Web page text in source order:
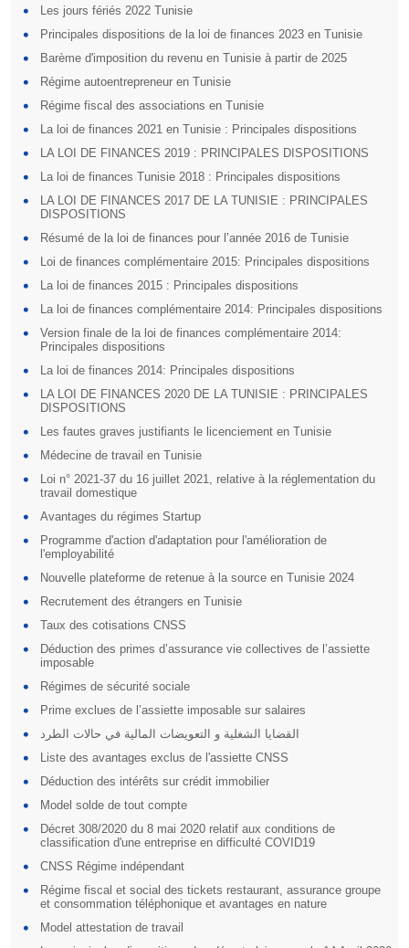
Les jours fériés 2022 Tunisie
Principales dispositions de la loi de finances 2023 en Tunisie
Barème d'imposition du revenu en Tunisie à partir de 2025
Régime autoentrepreneur en Tunisie
Régime fiscal des associations en Tunisie
La loi de finances 2021 en Tunisie : Principales dispositions
LA LOI DE FINANCES 2019 : PRINCIPALES DISPOSITIONS
La loi de finances Tunisie 2018 : Principales dispositions
LA LOI DE FINANCES 2017 DE LA TUNISIE : PRINCIPALES
DISPOSITIONS
Résumé de la loi de finances pour l’année 2016 de Tunisie
Loi de finances complémentaire 2015: Principales dispositions
La loi de finances 2015 : Principales dispositions
La loi de finances complémentaire 2014: Principales dispositions
Version finale de la loi de finances complémentaire 2014:
Principales dispositions
La loi de finances 2014: Principales dispositions
LA LOI DE FINANCES 2020 DE LA TUNISIE : PRINCIPALES
DISPOSITIONS
Les fautes graves justifiants le licenciement en Tunisie
Médecine de travail en Tunisie
Loi n° 2021-37 du 16 juillet 2021, relative à la réglementation du
travail domestique
Avantages du régimes Startup
Programme d'action d'adaptation pour l'amélioration de
l'employabilité
Nouvelle plateforme de retenue à la source en Tunisie 2024
Recrutement des étrangers en Tunisie
Taux des cotisations CNSS
Déduction des primes d’assurance vie collectives de l’assiette
imposable
Régimes de sécurité sociale
Prime exclues de l’assiette imposable sur salaires
القضايا الشغلية و التعويضات المالية في حالات الطرد
Liste des avantages exclus de l'assiette CNSS
Déduction des intérêts sur crédit immobilier
Model solde de tout compte
Décret 308/2020 du 8 mai 2020 relatif aux conditions de
classification d'une entreprise en difficulté COVID19
CNSS Régime indépendant
Régime fiscal et social des tickets restaurant, assurance groupe
et consommation téléphonique et avantages en nature
Model attestation de travail